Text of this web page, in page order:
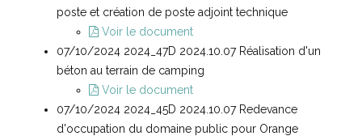
poste et création de poste adjoint technique
Voir le document
07/10/2024 2024_47D 2024.10.07 Réalisation d'un
béton au terrain de camping
Voir le document
07/10/2024 2024_45D 2024.10.07 Redevance
d'occupation du domaine public pour Orange